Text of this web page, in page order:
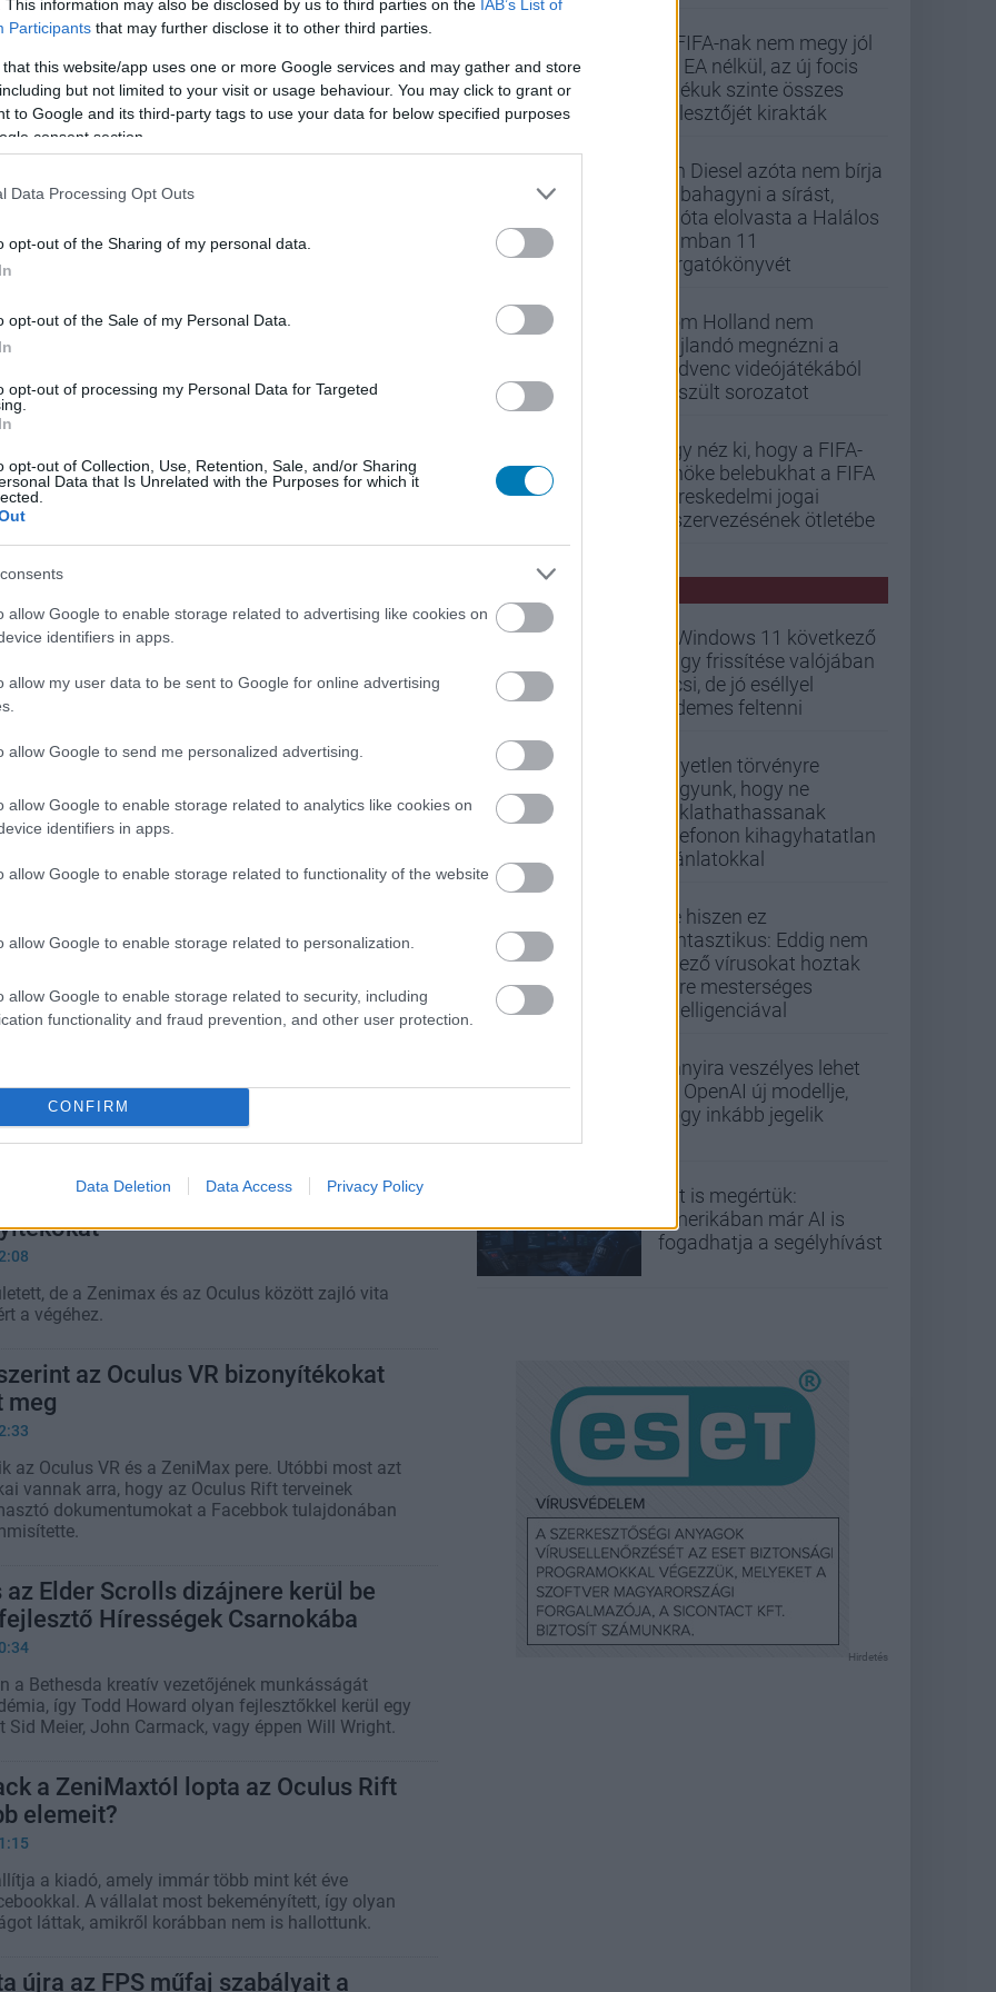
This information may also be disclosed by us to third parties on the IAB’s List of
Participants that may further disclose it to other third parties.
that this website/app uses one or more Google services and may gather and store
but not limited to your visit or usage behaviour. You may click to grant or
to Google and its third-party tags to use your data for below specified purposes
consent section.
Data Processing Opt Outs
opt-out of the Sharing of my personal data.
opt-out of the Sale of my Personal Data.
opt-out of processing my Personal Data for Targeted
opt-out of Collection, Use, Retention, Sale, and/or Sharing
Data that Is Unrelated with the Purposes for which it
allow Google to enable storage related to advertising like cookies on
identifiers in apps.
allow my user data to be sent to Google for online advertising
allow Google to send me personalized advertising.
allow Google to enable storage related to analytics like cookies on
identifiers in apps.
allow Google to enable storage related to functionality of the website
allow Google to enable storage related to personalization.
allow Google to enable storage related to security, including
functionality and fraud prevention, and other user protection.
CONFIRM
Data Deletion Data Access Privacy Policy
meglehetősen rossz körülmények között
piacán.
megkapja a legrangosabb BAFTA-
Gabe Newell vagy Peter Molyneux.
hátat fordít a VR-nak
nagyobb kihívást nyújtó témával
Carmack és a Zenimax közti jogi
programozó most egy pénzzel kitömött kispárnán
elé helyez a Doom egyik
olyannal, amikor egy játékban filozófikus
de ez most valami egészen más. Valami
fejlesztői vitáztak egy kicsit arról, hogy honnan
online játékra szabott map ötlete.
John Carmack perelte be a
az Oculus és a Zenimax közötti több éves jogi
Carmack szeretne egy több éves elmaradást
lehet most ügyvédnek lenni arrafelé.
John Carmack állítja, hogy nem
de a Zenimax és az Oculus között zajló vita
a végéhez.
az Oculus VR bizonyítékokat
meg
az Oculus VR és a ZeniMax pere. Utóbbi most azt
vannak arra, hogy az Oculus Rift terveinek
dokumentumokat a Facebbok tulajdonában
az Elder Scrolls dizájnere kerül be
Hírességek Csarnokába
a Bethesda kreatív vezetőjének munkásságát
így Todd Howard olyan fejlesztőkkel kerül egy
Meier, John Carmack, vagy éppen Will Wright.
a ZeniMaxtól lopta az Oculus Rift
elemeit?
a kiadó, amely immár több mint két éve
A vállalat most bekeményített, így olyan
láttak, amikről korábban nem is hallottunk.
újra az FPS műfaj szabályait a
A FIFA-nak nem megy jól
az EA nélkül, az új focis
játékuk szinte összes
fejlesztőjét kirakták
Vin Diesel azóta nem bírja
abbahagyni a sírást,
mióta elolvasta a Halálos
iramban 11
forgatókönyvét
Tom Holland nem
hajlandó megnézni a
kedvenc videójátékából
készült sorozatot
Úgy néz ki, hogy a FIFA-
elnöke belebukhat a FIFA
kereskedelmi jogai
kiszervezésének ötletébe
A Windows 11 következő
nagy frissítése valójában
kicsi, de jó eséllyel
érdemes feltenni
Egyetlen törvényre
vagyunk, hogy ne
zaklathathassanak
telefonon kihagyhatatlan
ajánlatokkal
De hiszen ez
fantasztikus: Eddig nem
létező vírusokat hoztak
létre mesterséges
intelligenciával
Annyira veszélyes lehet
az OpenAI új modellje,
hogy inkább jegelik
Ezt is megértük:
Amerikában már AI is
fogadhatja a segélyhívást
Hirdetés